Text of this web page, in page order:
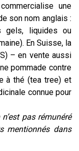
une
son nom anglais :
gels, liquides ou
En Suisse, la
– en vente aussi
pommade contre
à thé (tea tree) et
connue pour
pas rémunéré
mentionnés dans